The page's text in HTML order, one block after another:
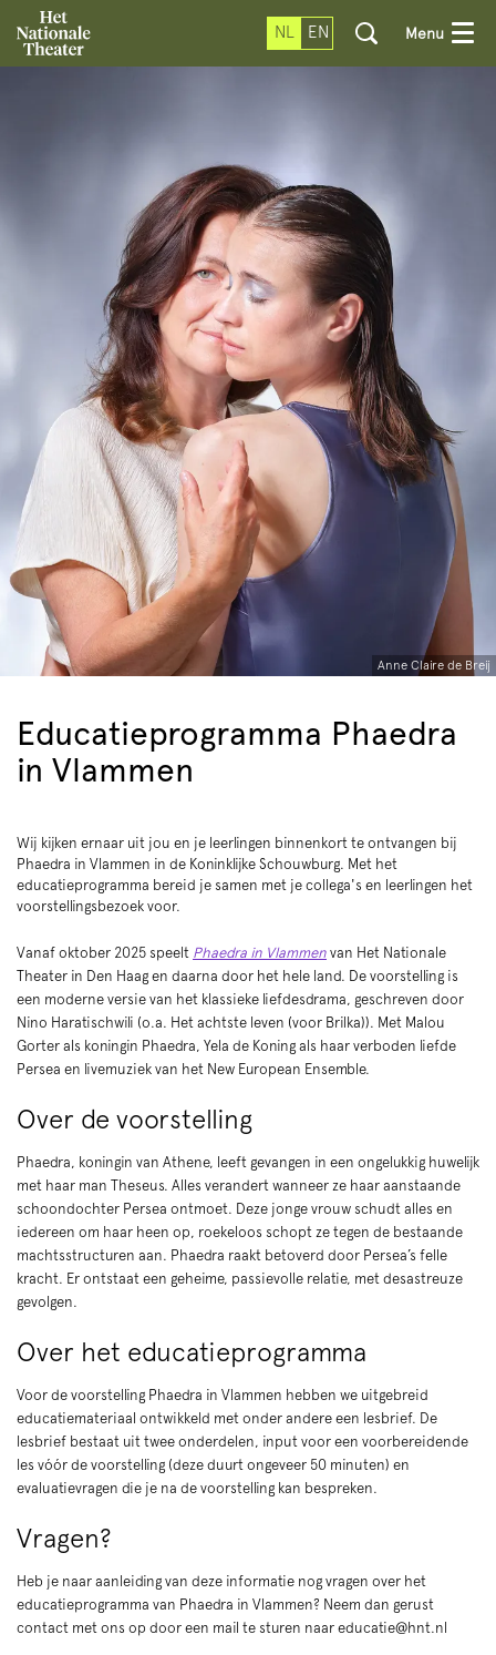
NL EN Menu
Anne Claire de Breij
Educatieprogramma Phaedra
in Vlammen
Wij kijken ernaar uit jou en je leerlingen binnenkort te ontvangen bij
Phaedra in Vlammen in de Koninklijke Schouwburg. Met het
educatieprogramma bereid je samen met je collega's en leerlingen het
voorstellingsbezoek voor.
Vanaf oktober 2025 speelt Phaedra in Vlammen van Het Nationale
Theater in Den Haag en daarna door het hele land. De voorstelling is
een moderne versie van het klassieke liefdesdrama, geschreven door
Nino Haratischwili (o.a. Het achtste leven (voor Brilka)). Met Malou
Gorter als koningin Phaedra, Yela de Koning als haar verboden liefde
Persea en livemuziek van het New European Ensemble.
Over de voorstelling
Phaedra, koningin van Athene, leeft gevangen in een ongelukkig huwelijk
met haar man Theseus. Alles verandert wanneer ze haar aanstaande
schoondochter Persea ontmoet. Deze jonge vrouw schudt alles en
iedereen om haar heen op, roekeloos schopt ze tegen de bestaande
machtsstructuren aan. Phaedra raakt betoverd door Persea’s felle
kracht. Er ontstaat een geheime, passievolle relatie, met desastreuze
gevolgen.
Over het educatieprogramma
Voor de voorstelling Phaedra in Vlammen hebben we uitgebreid
educatiemateriaal ontwikkeld met onder andere een lesbrief. De
lesbrief bestaat uit twee onderdelen, input voor een voorbereidende
les vóór de voorstelling (deze duurt ongeveer 50 minuten) en
evaluatievragen die je na de voorstelling kan bespreken.
Vragen?
Heb je naar aanleiding van deze informatie nog vragen over het
educatieprogramma van Phaedra in Vlammen? Neem dan gerust
contact met ons op door een mail te sturen naar educatie@hnt.nl